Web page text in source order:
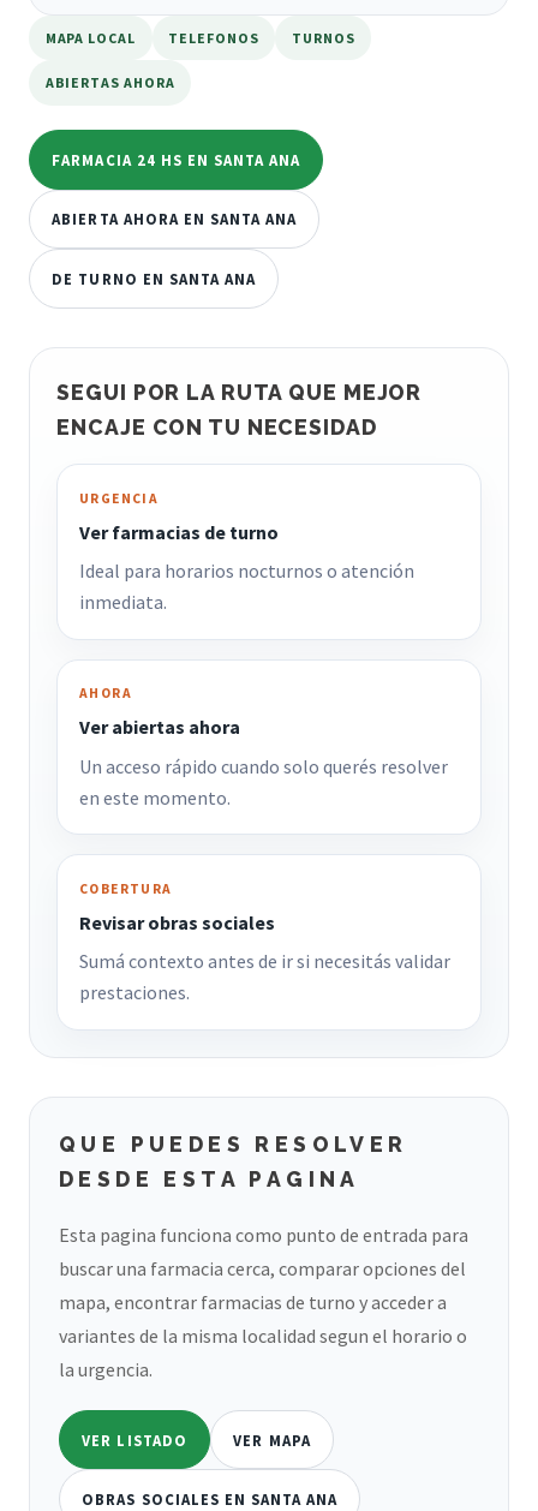
MAPA LOCAL TELEFONOS TURNOS
ABIERTAS AHORA
FARMACIA 24 HS EN SANTA ANA
ABIERTA AHORA EN SANTA ANA
DE TURNO EN SANTA ANA
SEGUI POR LA RUTA QUE MEJOR
ENCAJE CON TU NECESIDAD
URGENCIA
Ver farmacias de turno
Ideal para horarios nocturnos o atención
inmediata.
AHORA
Ver abiertas ahora
Un acceso rápido cuando solo querés resolver
en este momento.
COBERTURA
Revisar obras sociales
Sumá contexto antes de ir si necesitás validar
prestaciones.
QUE PUEDES RESOLVER
DESDE ESTA PAGINA
Esta pagina funciona como punto de entrada para
buscar una farmacia cerca, comparar opciones del
mapa, encontrar farmacias de turno y acceder a
variantes de la misma localidad segun el horario o
la urgencia.
VER LISTADO VER MAPA
OBRAS SOCIALES EN SANTA ANA